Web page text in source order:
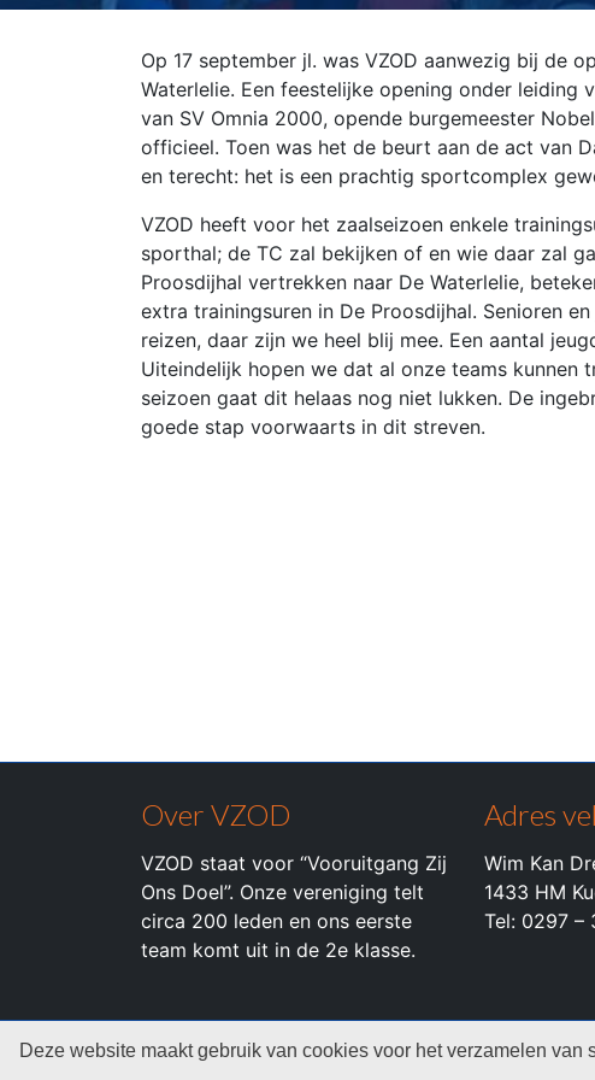
Deze website maakt gebruik van cookies voor het verzamelen van
Op 17 september jl. was VZOD aanwezig bij de
Waterlelie. Een feestelijke opening onder leiding
van SV Omnia 2000, opende burgemeester
officieel. Toen was het de beurt aan de act van
en terecht: het is een prachtig sportcomplex
VZOD heeft voor het zaalseizoen enkele
sporthal; de TC zal bekijken of en wie daar zal
Proosdijhal vertrekken naar De Waterlelie,
extra trainingsuren in De Proosdijhal. Senioren
reizen, daar zijn we heel blij mee. Een aantal
Uiteindelijk hopen we dat al onze teams kunnen
seizoen gaat dit helaas nog niet lukken. De
goede stap voorwaarts in dit streven.
Over VZOD
VZOD staat voor “Vooruitgang Zij
Ons Doel”. Onze vereniging telt
circa 200 leden en ons eerste
team komt uit in de 2e klasse.
Adres
Wim Kan
1433 HM
Tel: 0297 –
© 2026 c.k.v. VZOD -Privacyverklaring